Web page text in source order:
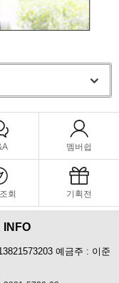
멤버쉽
회 기획전
INFO
예금주 : 이준